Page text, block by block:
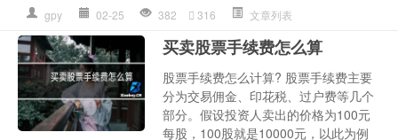
gpy 02-25 382 316 文章列表
买卖股票手续费怎么算
股票手续费怎么计算? 股票手续费主要
分为交易佣金、印花税、过户费等几个
部分。假设投资人卖出的价格为100元
每股，100股就是10000元，以此为例